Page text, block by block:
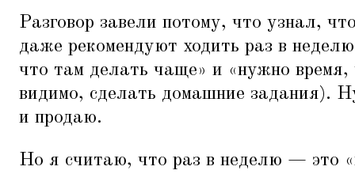
Разговор завели потому, что узнал,
даже рекомендуют ходить раз в
что там делать чаще» и «нужно время,
видимо, сделать домашние задания).
и продаю.
Но я считаю, что раз в неделю — это «